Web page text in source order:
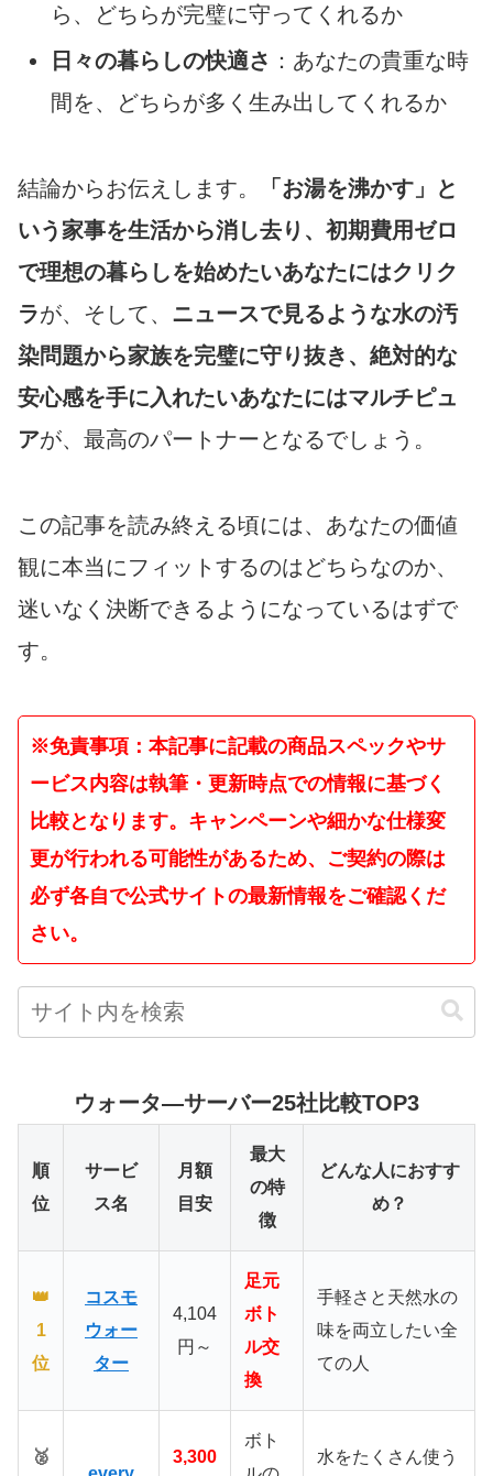
ら、どちらが完璧に守ってくれるか
日々の暮らしの快適さ ：あなたの貴重な時
間を、どちらが多く生み出してくれるか
結論からお伝えします。
「お湯を沸かす」と
いう家事を生活から消し去り、初期費用ゼロ
で理想の暮らしを始めたいあなたにはクリク
ラが、そして、 ニュースで見るような水の汚
染問題から家族を完璧に守り抜き、絶対的な
安心感を手に入れたいあなたにはマルチピュ
アが、最高のパートナーとなるでしょう。
この記事を読み終える頃には、あなたの価値
観に本当にフィットするのはどちらなのか、
迷いなく決断できるようになっているはずで
す。
※免責事項：本記事に記載の商品スペックやサ
ービス内容は執筆・更新時点での情報に基づく
比較となります。キャンペーンや細かな仕様変
更が行われる可能性があるため、ご契約の際は
必ず各自で公式サイトの最新情報をご確認くだ
さい。
ウォータ―サーバー25社比較TOP3
順
位
サービ
ス名
月額
目安
最大
の特
徴
どんな人におすす
め？
👑
1
位
コスモ
ウォー
ター
4,104
円～
足元
ボト
ル交
換
手軽さと天然水の
味を両立したい全
ての人
🥈
3,300
ボト
水をたくさん使う